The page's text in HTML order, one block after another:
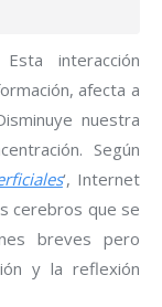
interacción
afecta a
nuestra
Según
‘, Internet
cerebros que se
breves pero
y la reflexión